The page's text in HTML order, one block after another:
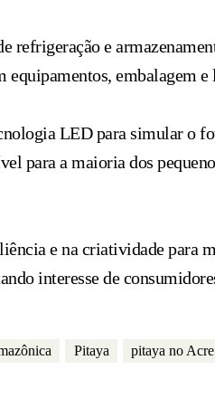
refrigeração e
equipamentos, embalagem
LED para simular o
para a maioria dos
e na criatividade para
interesse de
Pitaya pitaya no Acre